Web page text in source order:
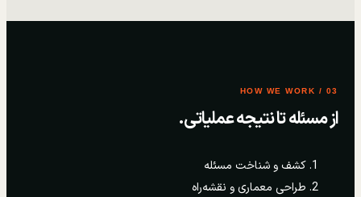
03 / HOW WE WORK
از مسئله تا نتیجه عملیاتی.
کشف و شناخت مسئله
طراحی معماری و نقشه‌راه